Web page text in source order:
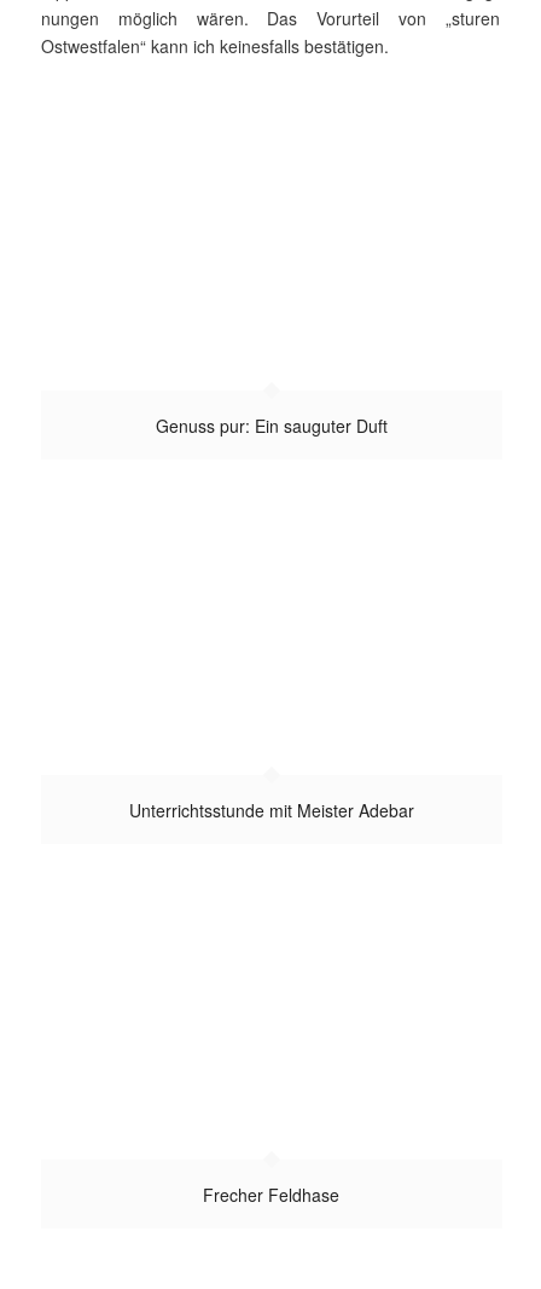
nung­en möglich wären. Das Vorurteil von „sturen
Ostwestfalen“ kann ich keinesfalls bestätigen.
Genuss pur: Ein sauguter Duft
Unterrichtsstunde mit Meister Adebar
Frecher Feldhase